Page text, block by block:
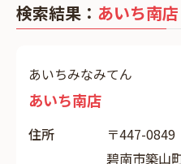
検索結果： あいち南店
あいちみなみてん
あいち南店
住所
〒447-0849
碧南市築山